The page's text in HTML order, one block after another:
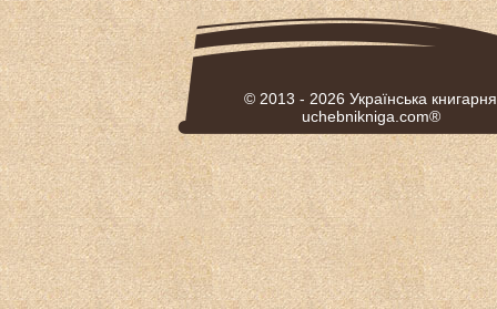
© 2013 - 2026 Українська книгарня
uchebnikniga.com®